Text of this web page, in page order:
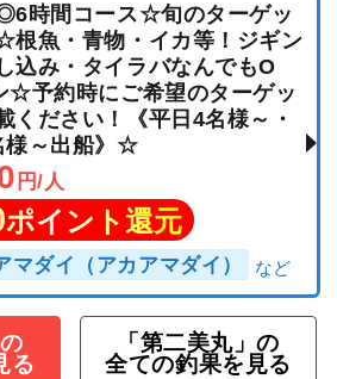
時間コース☆旬のターゲッ
根魚・青物・イカ等！ジギン
込み・タイラバなんでもO
☆予約時にご希望のターゲッ
ください！《平日4名様～・
様～出船》☆
円/人
ポイント還元
マダイ（アカアマダイ）
る
「第二美丸」の
全ての釣果を見る